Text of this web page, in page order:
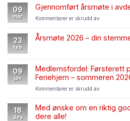
mulig
for
2026
starter
23.
–
for
deg
09
mar
Gjennomført årsmøte i
Kommentarer er skrudd avfor
i
23
feb
Årsmøte 2026 – din
09
jan
Medlemsfordel: Førsterett
Feriehjem – sommeren
Kommentarer er skrudd avfor
Førsterett
på
18
des
Med ønske om en riktig
dere alle!